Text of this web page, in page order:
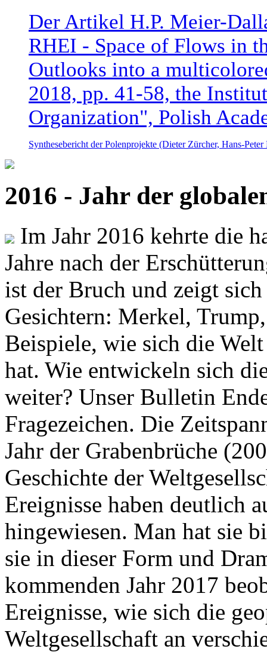
Der Artikel H.P. Meier-
RHEI - Space of Flows in
Outlooks into a
2018, pp. 41-58, the
Organization", Polish
Synthesebericht der Polenprojekte (Dieter Zürcher, Hans-
2016 - Jahr der
Im Jahr 2016 kehrte die
Jahre nach der
ist der Bruch und zeigt
Gesichtern: Merkel,
Beispiele, wie sich die
hat. Wie entwickeln sich
weiter? Unser Bulletin
Fragezeichen. Die
Jahr der Grabenbrüche
Geschichte der
Ereignisse haben deutlich
hingewiesen. Man hat sie
sie in dieser Form und
kommenden Jahr 2017
Ereignisse, wie sich die
Weltgesellschaft an